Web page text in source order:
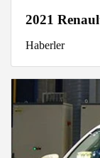
2021
Haberler